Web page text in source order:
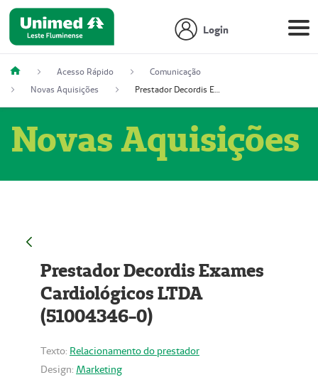
Login
Acesso Rápido
Comunicação
Novas Aquisições
Prestador Decordis Exames Cardiológicos LTDA (51004346-0)
Novas Aquisições
Prestador Decordis Exames
Cardiológicos LTDA
(51004346-0)
Texto: Relacionamento do prestador
Design: Marketing